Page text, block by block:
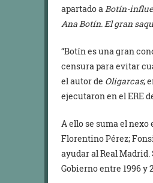
apartado a Botín-
Ana Botín. El gran
“Botín es una gran
censura para evitar
el autor de Oligarcas;
ejecutaron en el ERE
A ello se suma el
Florentino Pérez;
ayudar al Real Madrid.
Gobierno entre 1996 y